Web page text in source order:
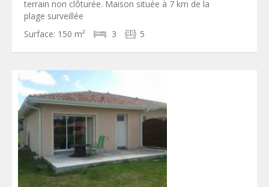
terrain non clôturée. Maison située à 7 km de la
plage surveillée
Surface: 150 m² 3 5